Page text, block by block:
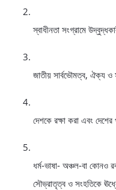
স্বাধীনতা সংগ্রামে
জাতীয় সার্বভৌমত্ব, ঐক্য ও
দেশকে রক্ষা করা এবং
ধর্ম-ভাষা- অঞ্চল-বা কোনও
সৌভ্রাতৃত্ব ও সংহতিকে